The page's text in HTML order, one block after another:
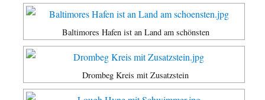
Baltimores Hafen ist an Land am schönsten
Drombeg Kreis mit Zusatzstein